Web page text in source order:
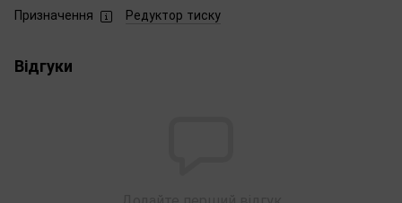
Призначення
Редуктор тиску
Відгуки